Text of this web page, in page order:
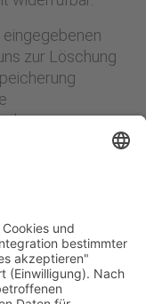
zur Löschung
Anfrage).
–
oder Telefax
Telefax
aller